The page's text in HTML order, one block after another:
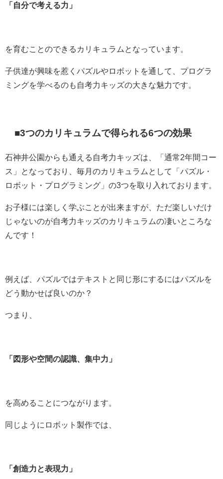
「自分で考える力」
を育むことのできるカリキュラムとなっています。
子供達が興味を惹くパズルやロボットを通して、プログラ
ミングを学べるのも自考力キッズの大きな魅力です。
■3つのカリキュラムで得られる6つの効果
石神井公園からも通える自考力キッズは、「通常2年間コー
ス」となっており、毎月のカリキュラムとして「パズル・
ロボット・プログラミング」の3つを取り入れております。
お子様には楽しく学ぶことが出来ますが、ただ楽しいだけ
じゃないのが自考力キッズのカリキュラムの凄いところな
んです！
例えば、パズルではテキストと同じ形にするにはパズルを
どう動かせば良いのか？
つまり、
「図形や空間の認識、集中力」
を高めることにつながります。
同じようにロボット製作では、
「創造力と表現力」